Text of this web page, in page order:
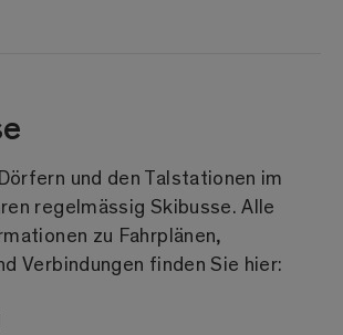
und den Talstationen im
regelmässig Skibusse. Alle
zu Fahrplänen,
Verbindungen finden Sie hier: